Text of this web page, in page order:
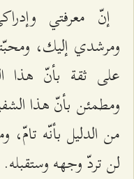
إنّ معرفتي
ومرشدي إليك،
على ثقة بأنّ هذا
ومطمئن بأنّ هذا
من الدليل بأنّه
لن تردّ وجهه وستقبله.